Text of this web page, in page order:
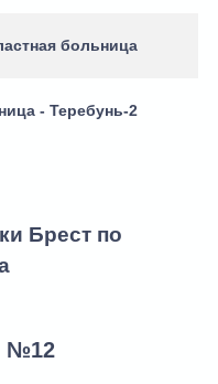
больница
- Теребунь-2
Брест по
№12